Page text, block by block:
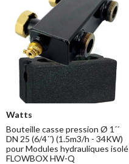
Watts
Bouteille casse pression Ø 1´´
DN 25 (6/4´´) (1.5m3/h - 34KW)
pour Modules hydrauliques isolé
FLOWBOX HW-Q